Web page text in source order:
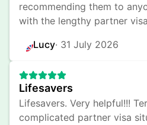
recommending them to
with the lengthy partner
Lucy· 31 July 2026
Lifesavers
Lifesavers. Very helpful!!!
complicated partner visa